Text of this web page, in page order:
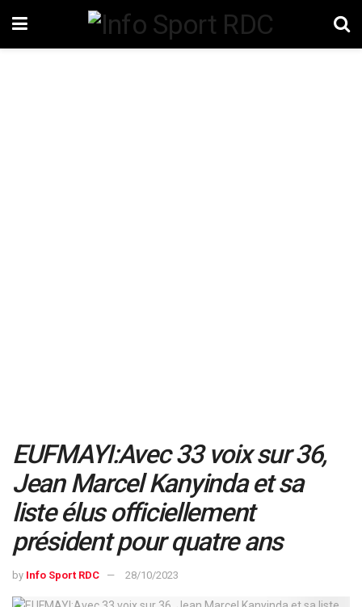
EUFMAYI:Avec 33 voix sur 36,
Jean Marcel Kanyinda et sa
liste élus officiellement
président pour quatre ans
by Info Sport RDC 28/10/2023